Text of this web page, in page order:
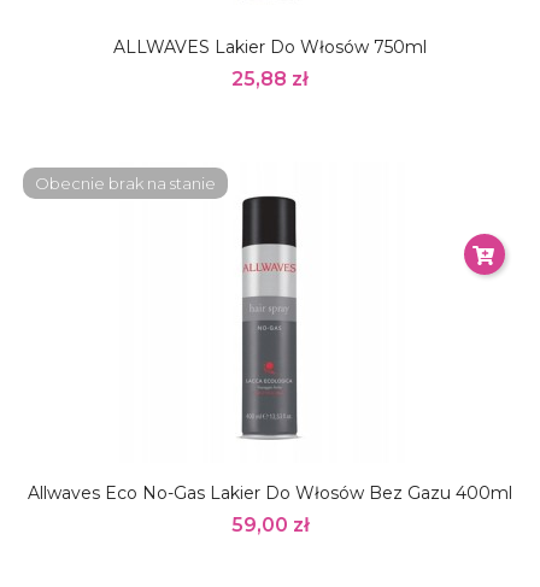
ALLWAVES Lakier Do Włosów 750ml
25,88 zł
Allwaves Eco No-Gas Lakier Do Włosów Bez Gazu 400ml
59,00 zł
Obecnie brak na stanie